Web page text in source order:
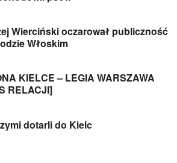
Wierciński oczarował publiczność
Włoskim
KIELCE – LEGIA WARSZAWA
RELACJI]
dotarli do Kielc